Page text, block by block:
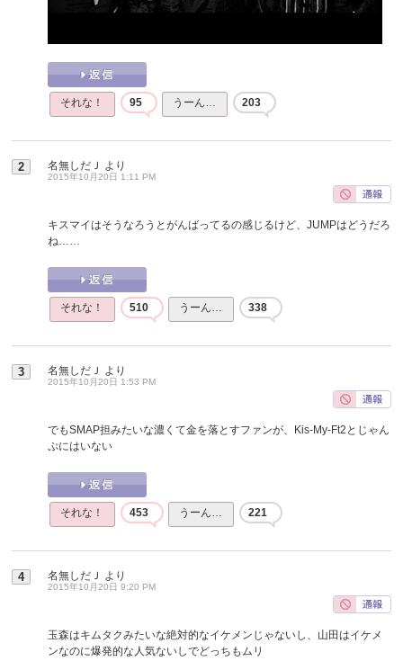
それな！ 95 うーん… 203
2 名無しだＪ より
2015年10月20日 1:11 PM
キスマイはそうなろうとがんばってるの感じるけど、JUMPはどうだろ
ね……
それな！ 510 うーん… 338
3 名無しだＪ より
2015年10月20日 1:53 PM
でもSMAP担みたいな濃くて金を落とすファンが、Kis-My-Ft2とじゃん
ぷにはいない
それな！ 453 うーん… 221
4 名無しだＪ より
2015年10月20日 9:20 PM
玉森はキムタクみたいな絶対的なイケメンじゃないし、山田はイケメ
ンなのに爆発的な人気ないしでどっちもムリ